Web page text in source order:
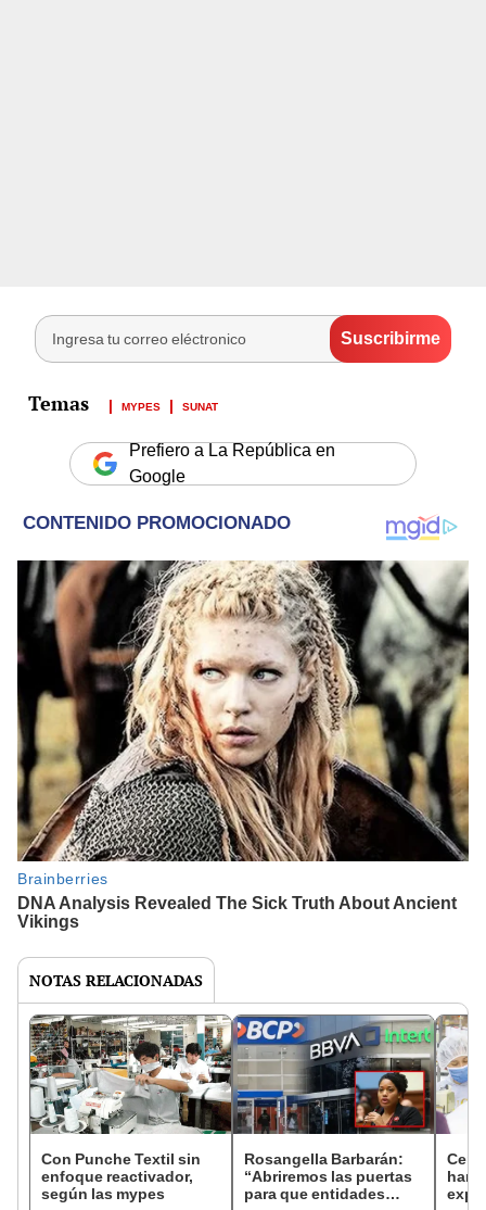
MYPES SUNAT
Prefiero a La República en
Google
NOTAS RELACIONADAS
Con Punche Textil sin
enfoque reactivador,
según las mypes
Rosangella Barbarán:
“Abriremos las puertas
para que entidades
Cerca
han